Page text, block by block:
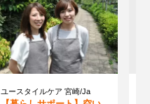
ユースタイルケア 宮崎/Ja